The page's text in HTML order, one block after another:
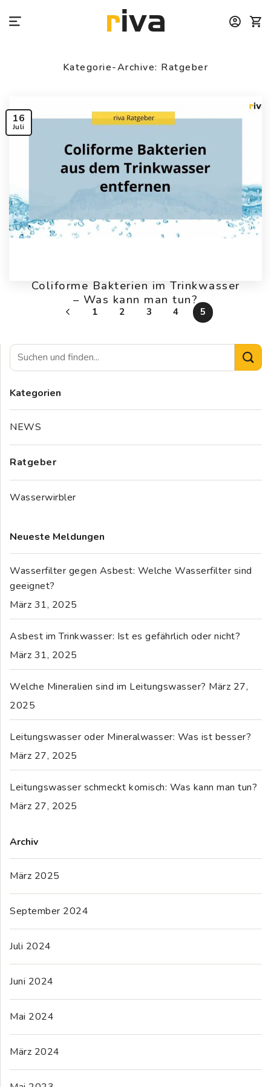
Inhalt
Kategorie-Archive: Ratgeber
Coliforme Bakterien im Trinkwasser
– Was kann man tun?
16
Juli
1 2 3 4 5
Kategorien
NEWS
Ratgeber
Wasserwirbler
Neueste Meldungen
Wasserfilter gegen Asbest: Welche Wasserfilter sind
geeignet?
März 31, 2025
Asbest im Trinkwasser: Ist es gefährlich oder nicht?
März 31, 2025
Welche Mineralien sind im Leitungswasser? März 27,
2025
Leitungswasser oder Mineralwasser: Was ist besser?
März 27, 2025
Leitungswasser schmeckt komisch: Was kann man tun?
März 27, 2025
Archiv
März 2025
September 2024
Juli 2024
Juni 2024
Mai 2024
März 2024